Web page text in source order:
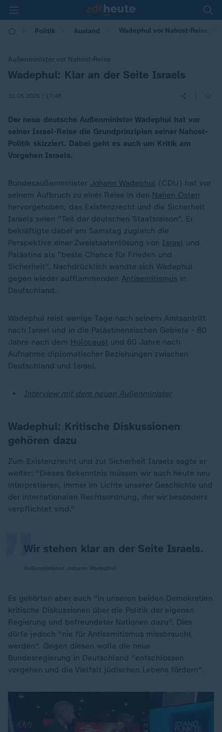
Politik Ausland Wadephul vor Nahost-Reise:
Außenminister vor Nahost-Reise
:
Wadephul: Klar an der Seite Israels
10.05.2025 | 17:48
Der neue deutsche Außenminister Wadephul hat vor
seiner Israel-Reise die Grundprinzipien seiner Nahost-
Politik skizziert. Dabei geht es auch um Kritik am
Vorgehen Israels.
Bundesaußenminister Johann Wadephul (CDU) hat vor
seinem Aufbruch zu einer Reise in den Nahen Osten
hervorgehoben, das Existenzrecht und die Sicherheit
Israels seien "Teil der deutschen Staatsraison". Er
bekräftigte dabei am Samstag zugleich die
Perspektive einer Zweistaatenlösung von Israel und
Palästina als "beste Chance für Frieden und
Sicherheit". Nachdrücklich wandte sich Wadephul
gegen wieder aufflammenden Antisemitismus in
Deutschland.
Wadephul reist wenige Tage nach seinem Amtsantritt
nach Israel und in die Palästinensischen Gebiete - 80
Jahre nach dem Holocaust und 60 Jahre nach
Aufnahme diplomatischer Beziehungen zwischen
Deutschland und Israel.
Interview mit dem neuen Außenminister
Wadephul: Kritische Diskussionen
gehören dazu
Zum Existenzrecht und zur Sicherheit Israels sagte er
weiter: "Dieses Bekenntnis müssen wir auch heute neu
interpretieren, immer im Lichte unserer Geschichte und
der internationalen Rechtsordnung, der wir besonders
verpflichtet sind."
Wir stehen klar an der Seite Israels.
„
Es gehörten aber auch "in unseren beiden Demokratien
kritische Diskussionen über die Politik der eigenen
Regierung und befreundeter Nationen dazu". Dies
dürfe jedoch "nie für Antisemitismus missbraucht
werden". Gegen diesen wolle die neue
Bundesregierung in Deutschland "entschlossen
vorgehen und die Vielfalt jüdischen Lebens fördern".